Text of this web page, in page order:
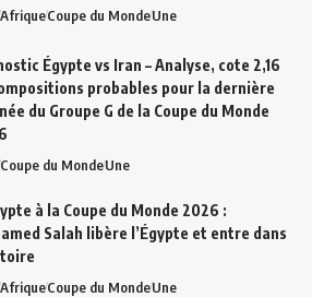
AfriqueCoupe du MondeUne
Égypte vs Iran – Analyse, cote 2,16
probables pour la dernière
du Groupe G de la Coupe du Monde
Coupe du MondeUne
à la Coupe du Monde 2026 :
Salah libère l’Égypte et entre dans
AfriqueCoupe du MondeUne